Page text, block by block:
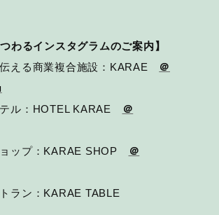
わるインスタグラムのご案内】
える商業複合施設：KARAE
＠
ル：HOTEL KARAE
＠
ップ：KARAE SHOP
＠
ラン：KARAE TABLE